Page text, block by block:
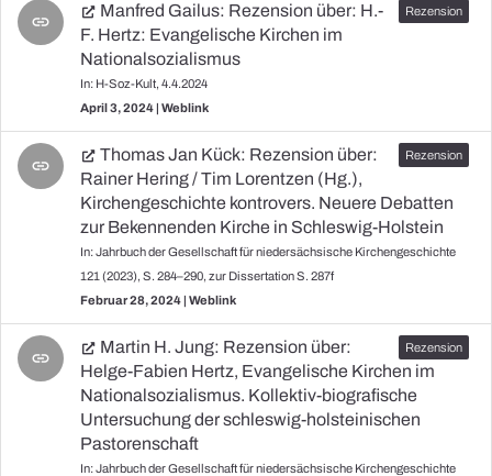
link
Manfred Gailus: Rezension über: H.-
F. Hertz: Evangelische Kirchen im
Nationalsozialismus
In: H-Soz-Kult, 4.4.2024
April 3, 2024 | Weblink
link
Thomas Jan Kück: Rezension über:
Rainer Hering / Tim Lorentzen (Hg.),
Kirchengeschichte kontrovers. Neuere Debatten
zur Bekennenden Kirche in Schleswig-Holstein
In: Jahrbuch der Gesellschaft für niedersächsische Kirchengeschichte
121 (2023), S. 284–290, zur Dissertation S. 287f
Februar 28, 2024 | Weblink
link
Martin H. Jung: Rezension über:
Helge-Fabien Hertz, Evangelische Kirchen im
Nationalsozialismus. Kollektiv-biografische
Untersuchung der schleswig-holsteinischen
Pastorenschaft
In: Jahrbuch der Gesellschaft für niedersächsische Kirchengeschichte